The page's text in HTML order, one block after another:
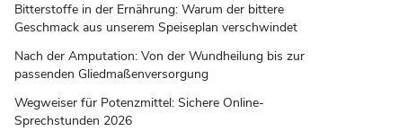
Bitterstoffe in der Ernährung: Warum der bittere
Geschmack aus unserem Speiseplan verschwindet
Nach der Amputation: Von der Wundheilung bis zur
passenden Gliedmaßenversorgung
Wegweiser für Potenzmittel: Sichere Online-
Sprechstunden 2026